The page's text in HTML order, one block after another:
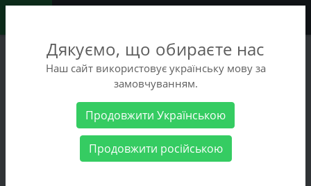
+38 (068) 486-90-09
+38 (093) 486-90-09
Мужские товары Мужская обувь Кеды Aegis 8784/68-72
Кеды Aegis 8784/68-72
Дякуємо, що обираєте нас
Наш сайт використовує українську мову за
замовчуванням.
Продовжити Українською
Продовжити російською